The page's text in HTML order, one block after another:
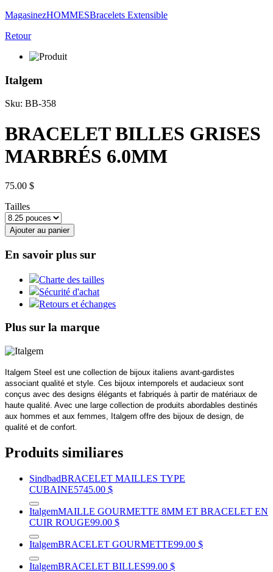
MagasinezHOMMESBracelets Extensible
Retour
Italgem
Sku: BB-358
BRACELET BILLES GRISES
MARBRÉS 6.0MM
75.00 $
Tailles
Ajouter au panier
En savoir plus sur
Charte des tailles
Sécurité d'achat
Retours et échanges
Plus sur la marque
Italgem Steel est une collection de bijoux italiens avant-gardistes
associant qualité et style. Ces bijoux intemporels et audacieux sont
conçus avec des designs élégants et fabriqués à partir de matériaux de
haute qualité. Avec une large collection de produits abordables destinés
aux hommes et aux femmes, Italgem offre des bijoux de design, de
qualité et de confort.
Produits similiares
SindbadBRACELET MAILLES TYPE
CUBAINE5745.00 $
ItalgemMAILLE GOURMETTE 8MM ET BRACELET EN
CUIR ROUGE99.00 $
ItalgemBRACELET GOURMETTE99.00 $
ItalgemBRACELET BILLES99.00 $